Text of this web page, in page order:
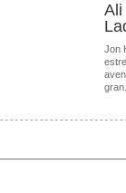
Ali
Jon